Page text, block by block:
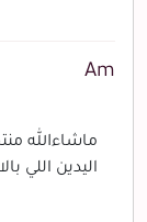
Am
ماشاءالله
اليدين اللي